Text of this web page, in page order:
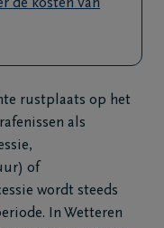
de kosten van
rustplaats op het
als
of
wordt steeds
In Wetteren